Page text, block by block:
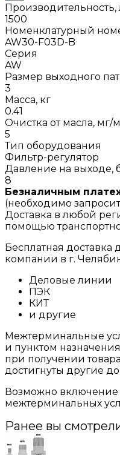
1500
Номенклатурный
AW30-F03D-B
Серия
AW
Размер выходного
3
Масса, кг
0.41
Очистка от масла, мг/
5
Тип оборудования
Фильтр-регулятор
Давление на выходе,
8
Безналичным
(необходимо
Доставка в любой
помощью
Бесплатная доставка
компании в г.
Деловые линии
ПЭК
КИТ
и другие
Межтерминальные
и пунктом
при получении
достигнуты другие
Возможно включение
межтерминальных
Ранее вы